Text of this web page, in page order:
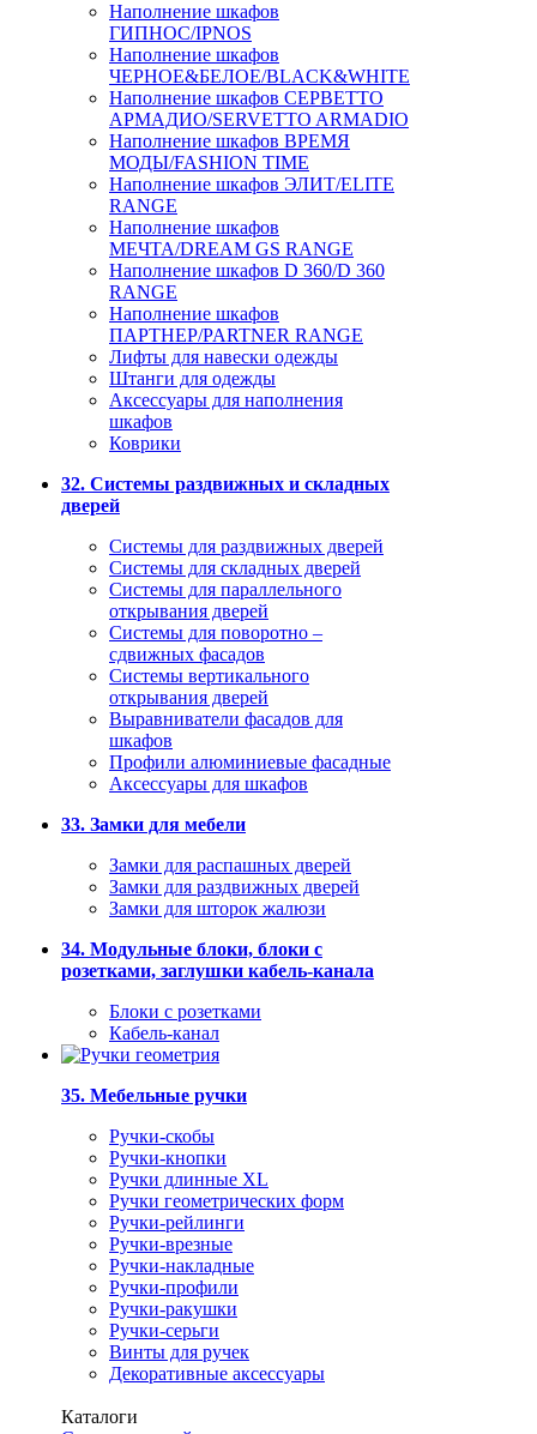
Наполнение шкафов
ГИПНОС/IPNOS
Наполнение шкафов
ЧЕРНОЕ&БЕЛОЕ/BLACK&WHITE
Наполнение шкафов СЕРВЕТТО
АРМАДИО/SERVETTO ARMADIO
Наполнение шкафов ВРЕМЯ
МОДЫ/FASHION TIME
Наполнение шкафов ЭЛИТ/ELITE
RANGE
Наполнение шкафов
МЕЧТА/DREAM GS RANGE
Наполнение шкафов D 360/D 360
RANGE
Наполнение шкафов
ПАРТНЕР/PARTNER RANGE
Лифты для навески одежды
Штанги для одежды
Аксессуары для наполнения
шкафов
Коврики
32. Системы раздвижных и складных
дверей
Системы для раздвижных дверей
Системы для складных дверей
Системы для параллельного
открывания дверей
Системы для поворотно –
сдвижных фасадов
Системы вертикального
открывания дверей
Выравниватели фасадов для
шкафов
Профили алюминиевые фасадные
Аксессуары для шкафов
33. Замки для мебели
Замки для распашных дверей
Замки для раздвижных дверей
Замки для шторок жалюзи
34. Модульные блоки, блоки с
розетками, заглушки кабель-канала
Блоки с розетками
Кабель-канал
35. Мебельные ручки
Ручки-скобы
Ручки-кнопки
Ручки длинные XL
Ручки геометрических форм
Ручки-рейлинги
Ручки-врезные
Ручки-накладные
Ручки-профили
Ручки-ракушки
Ручки-серьги
Винты для ручек
Декоративные аксессуары
Каталоги